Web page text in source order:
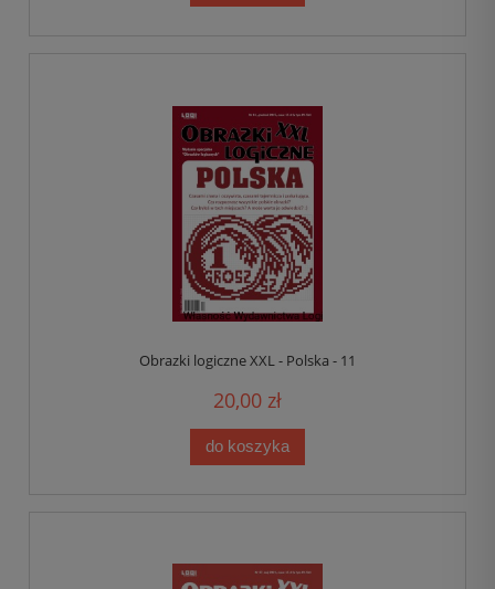
Obrazki logiczne XXL - Polska - 11
20,00 zł
do koszyka